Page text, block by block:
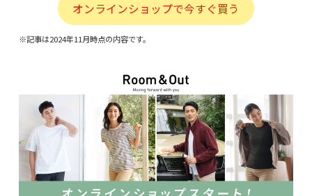
オンラインショップで今すぐ買う
※記事は2024年11月時点の内容です。